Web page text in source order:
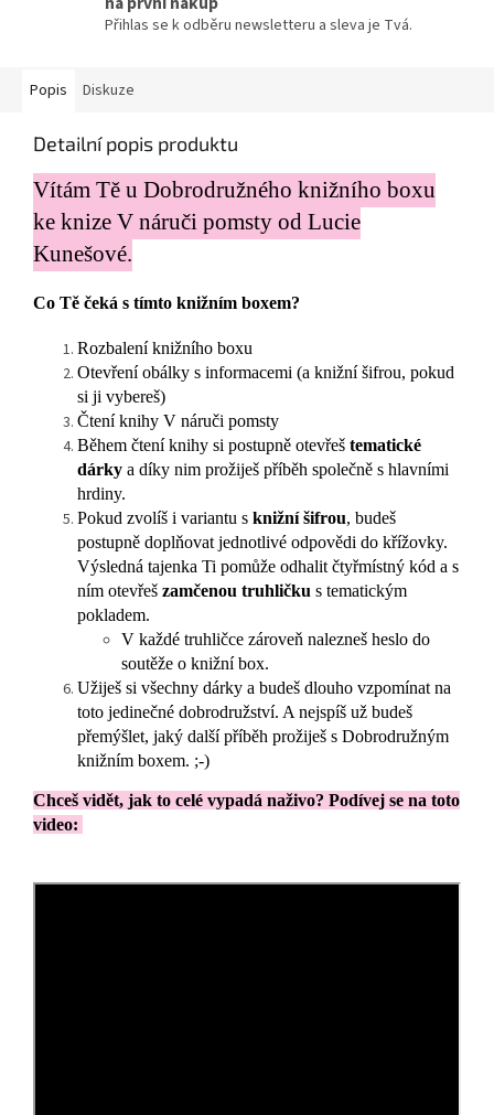
Přihlas se k odběru newsletteru a sleva je Tvá.
Popis Diskuze
Detailní popis produktu
Vítám Tě u Dobrodružného knižního boxu
ke knize V náruči pomsty od Lucie
Kunešové.
Co Tě čeká s tímto knižním boxem?
Rozbalení knižního boxu
Otevření obálky s informacemi (a knižní šifrou, pokud
si ji vybereš)
Čtení knihy V náruči pomsty
Během čtení knihy si postupně otevřeš tematické
dárky a díky nim prožiješ příběh společně s hlavními
hrdiny.
Pokud zvolíš i variantu s knižní šifrou, budeš
postupně doplňovat jednotlivé odpovědi do křížovky.
Výsledná tajenka Ti pomůže odhalit čtyřmístný kód a s
ním otevřeš zamčenou truhličku s tematickým
pokladem.
V každé truhličce zároveň nalezneš heslo do
soutěže o knižní box.
Užiješ si všechny dárky a budeš dlouho vzpomínat na
toto jedinečné dobrodružství. A nejspíš už budeš
přemýšlet, jaký další příběh prožiješ s Dobrodružným
knižním boxem. ;-)
Chceš vidět, jak to celé vypadá naživo? Podívej se na toto
video: